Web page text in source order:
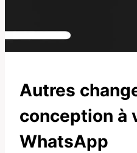
Autres
conception à
WhatsApp